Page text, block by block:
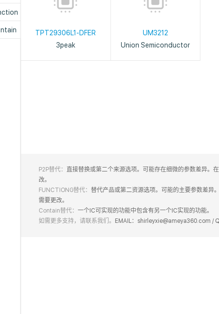
TPT29306L1-DFER
3peak
UM3212
Union Semiconductor
P2P替代：
直接替换或第二个来源选项。可能存在细微的参数差异。
改。
FUNCTIONG替代： 替代产品或第二资源选项。可能的主要参数差异
需要更改。
Contain替代： 一个IC可实现的功能中包含有另一个IC实现的功能。
如需更多支持，请联系我们。
EMAIL：shirleyxie@ameya360.com /